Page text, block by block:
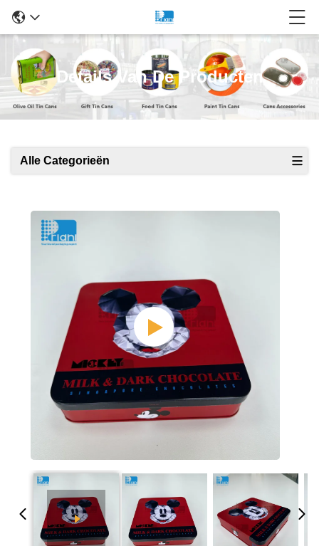
Details Van De Producten
Alle Categorieën